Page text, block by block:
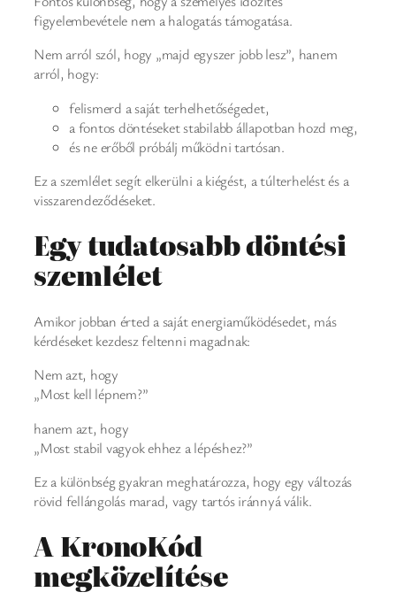
figyelembevétele nem a halogatás támogatása.
Nem arról szól, hogy „majd egyszer jobb lesz”, hanem
arról, hogy:
felismerd a saját terhelhetőségedet,
a fontos döntéseket stabilabb állapotban hozd meg,
és ne erőből próbálj működni tartósan.
Ez a szemlélet segít elkerülni a kiégést, a túlterhelést és a
visszarendeződéseket.
Egy tudatosabb döntési
szemlélet
Amikor jobban érted a saját energiaműködésedet, más
kérdéseket kezdesz feltenni magadnak:
Nem azt, hogy
„Most kell lépnem?”
hanem azt, hogy
„Most stabil vagyok ehhez a lépéshez?”
Ez a különbség gyakran meghatározza, hogy egy változás
rövid fellángolás marad, vagy tartós iránnyá válik.
A KronoKód
megközelítése